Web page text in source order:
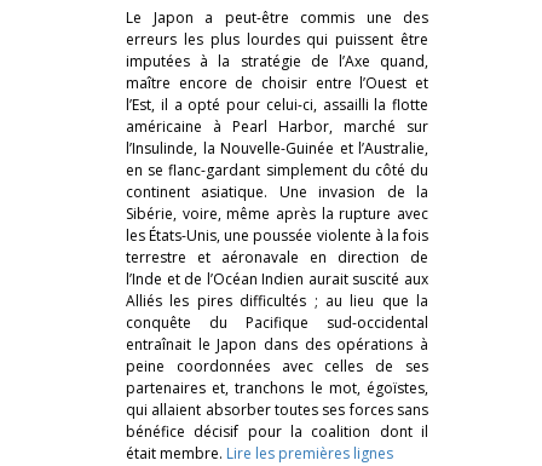
Le Japon a peut-être commis une des
erreurs les plus lourdes qui puissent être
imputées à la stratégie de l’Axe quand,
maître encore de choisir entre l’Ouest et
l’Est, il a opté pour celui-ci, assailli la flotte
américaine à Pearl Harbor, marché sur
l’Insulinde, la Nouvelle-Guinée et l’Australie,
en se flanc-gardant simplement du côté du
continent asiatique. Une invasion de la
Sibérie, voire, même après la rupture avec
les États-Unis, une poussée violente à la fois
terrestre et aéronavale en direction de
l’Inde et de l’Océan Indien aurait suscité aux
Alliés les pires difficultés ; au lieu que la
conquête du Pacifique sud-occidental
entraînait le Japon dans des opérations à
peine coordonnées avec celles de ses
partenaires et, tranchons le mot, égoïstes,
qui allaient absorber toutes ses forces sans
bénéfice décisif pour la coalition dont il
était membre. Lire les premières lignes